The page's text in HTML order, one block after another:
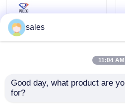
ข่าว
ขออ้าง
ล้อขัดเพชรสีเทา ตัวเลือก
sales
11:04 AM
Good day, what product are
for?